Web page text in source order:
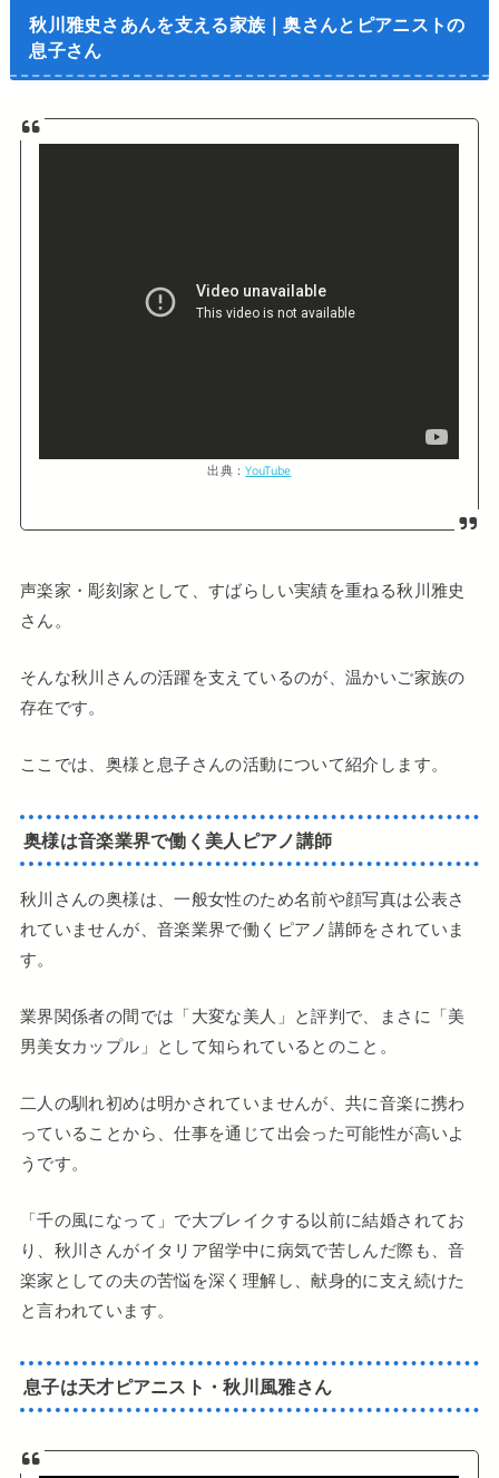
秋川雅史さあんを支える家族｜奥さんとピアニストの
息子さん
出典：YouTube
声楽家・彫刻家として、すばらしい実績を重ねる秋川雅史
さん。
そんな秋川さんの活躍を支えているのが、温かいご家族の
存在です。
ここでは、奥様と息子さんの活動について紹介します。
奥様は音楽業界で働く美人ピアノ講師
秋川さんの奥様は、一般女性のため名前や顔写真は公表さ
れていませんが、音楽業界で働くピアノ講師をされていま
す。
業界関係者の間では「大変な美人」と評判で、まさに「美
男美女カップル」として知られているとのこと。
二人の馴れ初めは明かされていませんが、共に音楽に携わ
っていることから、仕事を通じて出会った可能性が高いよ
うです。
「千の風になって」で大ブレイクする以前に結婚されてお
り、秋川さんがイタリア留学中に病気で苦しんだ際も、音
楽家としての夫の苦悩を深く理解し、献身的に支え続けた
と言われています。
息子は天才ピアニスト・秋川風雅さん